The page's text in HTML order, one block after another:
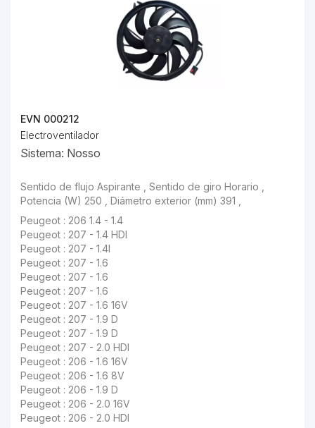
EVN 000212
Electroventilador
Sistema: Nosso
Sentido de flujo Aspirante , Sentido de giro Horario , Potencia (W) 250 , Diámetro exterior (mm) 391 ,
Peugeot : 206 1.4 - 1.4
Peugeot : 207 - 1.4 HDI
Peugeot : 207 - 1.4I
Peugeot : 207 - 1.6
Peugeot : 207 - 1.6
Peugeot : 207 - 1.6
Peugeot : 207 - 1.6 16V
Peugeot : 207 - 1.9 D
Peugeot : 207 - 1.9 D
Peugeot : 207 - 2.0 HDI
Peugeot : 206 - 1.6 16V
Peugeot : 206 - 1.6 8V
Peugeot : 206 - 1.9 D
Peugeot : 206 - 2.0 16V
Peugeot : 206 - 2.0 HDI